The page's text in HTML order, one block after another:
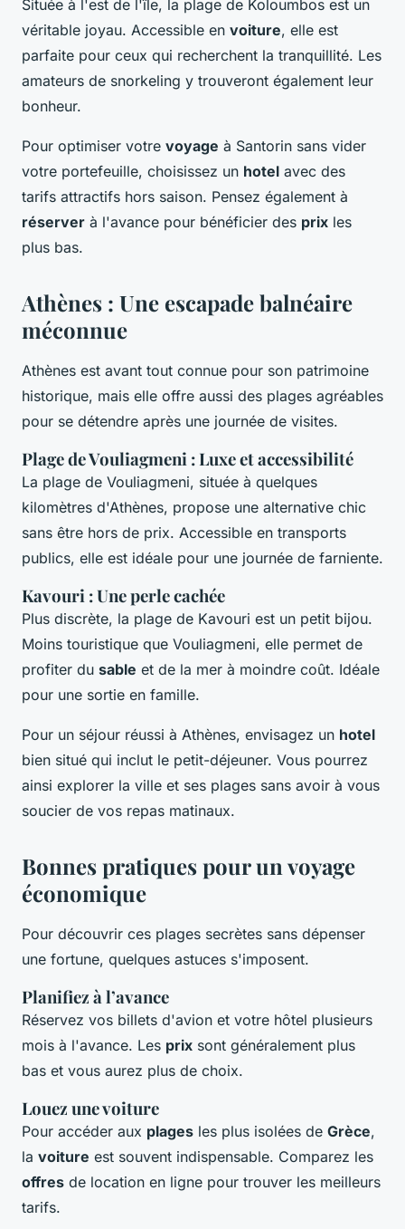
Située à l'est de l'île, la plage de Koloumbos est un
véritable joyau. Accessible en voiture, elle est
parfaite pour ceux qui recherchent la tranquillité. Les
amateurs de snorkeling y trouveront également leur
bonheur.
Pour optimiser votre voyage à Santorin sans vider
votre portefeuille, choisissez un hotel avec des
tarifs attractifs hors saison. Pensez également à
réserver à l'avance pour bénéficier des prix les
plus bas.
Athènes : Une escapade balnéaire
méconnue
Athènes est avant tout connue pour son patrimoine
historique, mais elle offre aussi des plages agréables
pour se détendre après une journée de visites.
Plage de Vouliagmeni : Luxe et accessibilité
La plage de Vouliagmeni, située à quelques
kilomètres d'Athènes, propose une alternative chic
sans être hors de prix. Accessible en transports
publics, elle est idéale pour une journée de farniente.
Kavouri : Une perle cachée
Plus discrète, la plage de Kavouri est un petit bijou.
Moins touristique que Vouliagmeni, elle permet de
profiter du sable et de la mer à moindre coût. Idéale
pour une sortie en famille.
Pour un séjour réussi à Athènes, envisagez un hotel
bien situé qui inclut le petit-déjeuner. Vous pourrez
ainsi explorer la ville et ses plages sans avoir à vous
soucier de vos repas matinaux.
Bonnes pratiques pour un voyage
économique
Pour découvrir ces plages secrètes sans dépenser
une fortune, quelques astuces s'imposent.
Planifiez à l’avance
Réservez vos billets d'avion et votre hôtel plusieurs
mois à l'avance. Les prix sont généralement plus
bas et vous aurez plus de choix.
Louez une voiture
Pour accéder aux plages les plus isolées de Grèce,
la voiture est souvent indispensable. Comparez les
offres de location en ligne pour trouver les meilleurs
tarifs.